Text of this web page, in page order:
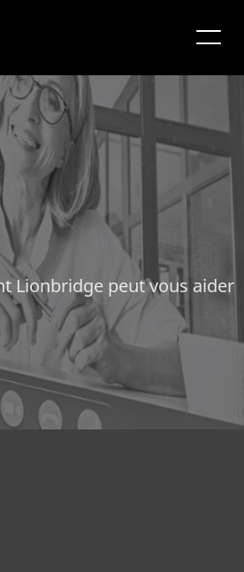
Lionbridge peut vous aider